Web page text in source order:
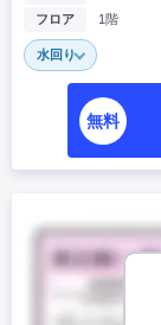
フロア
1階
水回り
無料